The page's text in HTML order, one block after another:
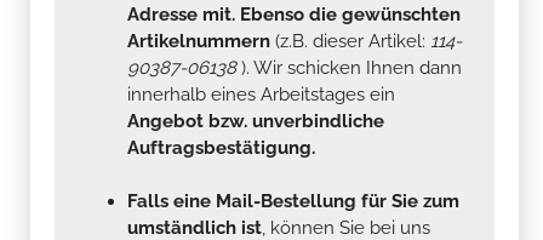
Adresse mit. Ebenso die gewünschten
Artikelnummern (z.B. dieser Artikel: 114-
90387-06138). Wir schicken Ihnen dann
innerhalb eines Arbeitstages ein
Angebot bzw. unverbindliche
Auftragsbestätigung.
Falls eine Mail-Bestellung für Sie zum
umständlich ist, können Sie bei uns